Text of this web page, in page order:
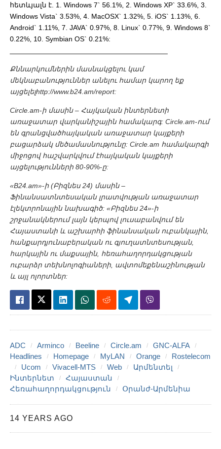
հետևյալն է. 1. Windows 7` 56.1%, 2. Windows XP` 33.6%, 3.
Windows Vista` 3.53%, 4. MacOSX` 1.32%, 5. iOS` 1.13%, 6.
Android` 1.11%, 7. JAVA` 0.97%, 8. Linux` 0.77%, 9. Windows 8`
0.22%, 10. Symbian OS` 0.21%:
Քննարկումներին մասնակցելու կամ
մեկնաբանություններ անելու համար կարող եք
այցելելhttp://www.b24.am/report:
Circle.am-ի մասին – Հայկական ինտերնետի
առաջատար վարկանիշային համակարգ: Circle.am-ում
են գրանցվածհայկական առաջատար կայքերի
բացարձակ մեծամասնությունը: Circle.am համակարգի
միջոցով հաշվարկվում էհայկական կայքերի
այցելությունների 80-90%-ը:
«B24.am»-ի (Բիզնես 24) մասին –
Ֆինանսատնտեսական լրատվության առաջատար
էլեկտրոնային նախագիծ: «Բիզնես 24»-ի
շրջանակներում լայն կերպով լուսաբանվում են
Հայաստանի և աշխարհի ֆինանսական ուբանկային,
հանքարդյունաբերական ու գյուղատնտեսության,
հարկային ու մաքսային, հեռահաղորդակցության
ուբարձր տեխնոլոգիաների, ավտոմեքենաշինության
և այլ ոլորտներ:
ADC Arminco Beeline Circle.am
GNC-ALFA
Headlines
Homepage MyLAN Orange
Rostelecom
Ucom
Vivacell-MTS Web
Արմենտել
Ինտերնետ
Հայաստան
Հեռահաղորդակցություն
Օրանժ-Արմենիա
14 YEARS AGO